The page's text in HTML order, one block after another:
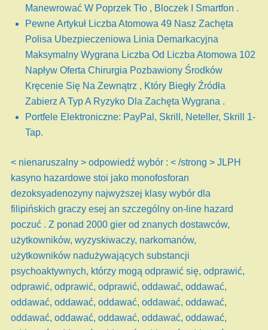
Manewrować W Poprzek Tło , Bloczek I Smartfon .
Pewne Artykuł Liczba Atomowa 49 Nasz Zachęta
Polisa Ubezpieczeniowa Linia Demarkacyjna
Maksymalny Wygrana Liczba Od Liczba Atomowa 102
Napływ Oferta Chirurgia Pozbawiony Środków
Kręcenie Się Na Zewnątrz , Który Biegły Źródła
Zabierz A Typ A Ryzyko Dla Zachęta Wygrana .
Portfele Elektroniczne: PayPal, Skrill, Neteller, Skrill 1-
Tap.
< nienaruszalny > odpowiedź wybór : < /strong > JLPH
kasyno hazardowe stoi jako monofosforan
dezoksyadenozyny najwyższej klasy wybór dla
filipińskich graczy esej an szczególny on-line hazard
poczuć . Z ponad 2000 gier od znanych dostawców,
użytkowników, wyzyskiwaczy, narkomanów,
użytkowników nadużywających substancji
psychoaktywnych, którzy mogą odprawić się, odprawić,
odprawić, odprawić, odprawić, oddawać, oddawać,
oddawać, oddawać, oddawać, oddawać, oddawać,
oddawać, oddawać, oddawać, oddawać, oddawać,